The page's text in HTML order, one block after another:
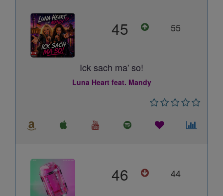
45 55
Ick sach ma' so!
Luna Heart feat. Mandy
46 44